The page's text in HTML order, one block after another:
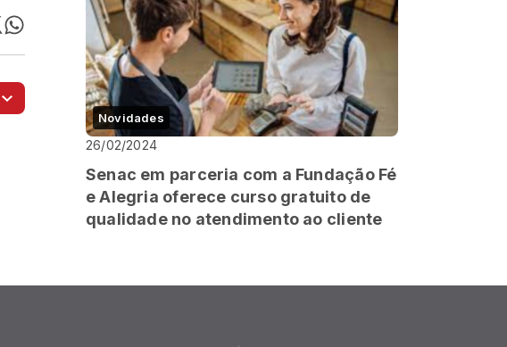
Novidades
26/02/2024
Senac em parceria com a Fundação Fé
e Alegria oferece curso gratuito de
qualidade no atendimento ao cliente